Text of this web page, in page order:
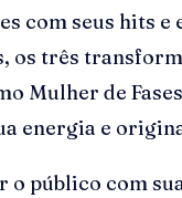
seus hits e
os três
de
energia e
público com